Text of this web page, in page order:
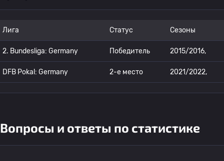
Лига Статус Сезоны
2. Bundesliga: Germany Победитель 2015/2016,
DFB Pokal: Germany 2-е место 2021/2022,
Вопросы и ответы по статистике